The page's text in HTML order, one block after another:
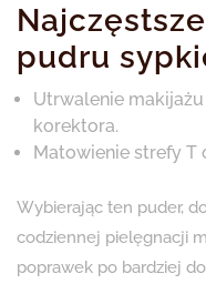
pudru
Utrwalenie makijażu
korektora.
Matowienie strefy T
Wybierając ten puder,
codziennej pielęgnacji
poprawek po bardziej